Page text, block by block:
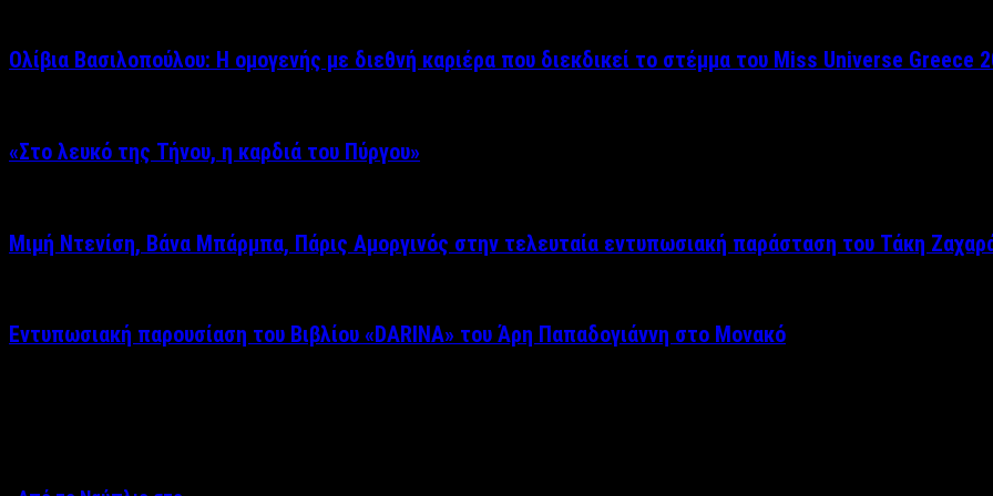
Ολίβια Βασιλοπούλου: Η ομογενής με διεθνή καριέρα που διεκδικεί το στέμμα του Miss Universe Greece
«Στο λευκό της Τήνου, η καρδιά του Πύργου»
Μιμή Ντενίση, Βάνα Μπάρμπα, Πάρις Αμοργινός στην τελευταία εντυπωσιακή παράσταση του Τάκη
Εντυπωσιακή παρουσίαση του Βιβλίου «DARINA» του Άρη Παπαδογιάννη στο Μονακό